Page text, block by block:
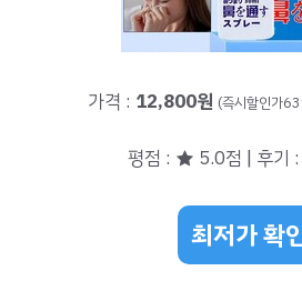
가격 : 12,800원 (즉시할인가
평점 : ★ 5.0점 | 후기 :
최저가 확